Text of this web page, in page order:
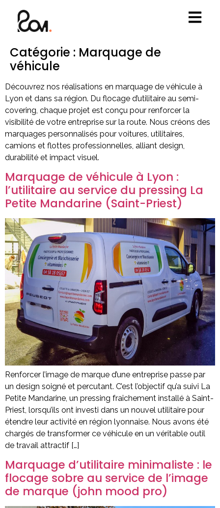
Catégorie : Marquage de
véhicule
Découvrez nos réalisations en marquage de véhicule à
Lyon et dans sa région. Du flocage d’utilitaire au semi-
covering, chaque projet est conçu pour renforcer la
visibilité de votre entreprise sur la route. Nous créons des
marquages personnalisés pour voitures, utilitaires,
camions et flottes professionnelles, alliant design,
durabilité et impact visuel.
Marquage de véhicule à Lyon :
l’utilitaire au service du pressing La
Petite Mandarine (Saint-Priest)
Renforcer l’image de marque d’une entreprise passe par
un design soigné et percutant. C’est l’objectif qu’a suivi La
Petite Mandarine, un pressing fraîchement installé à Saint-
Priest, lorsqu’ils ont investi dans un nouvel utilitaire pour
étendre leur activité en région lyonnaise. Nous avons été
chargés de transformer ce véhicule en un véritable outil
de travail attractif […]
Marquage d’utilitaire minimaliste : le
flocage sobre au service de l’image
de marque (john mood pro)